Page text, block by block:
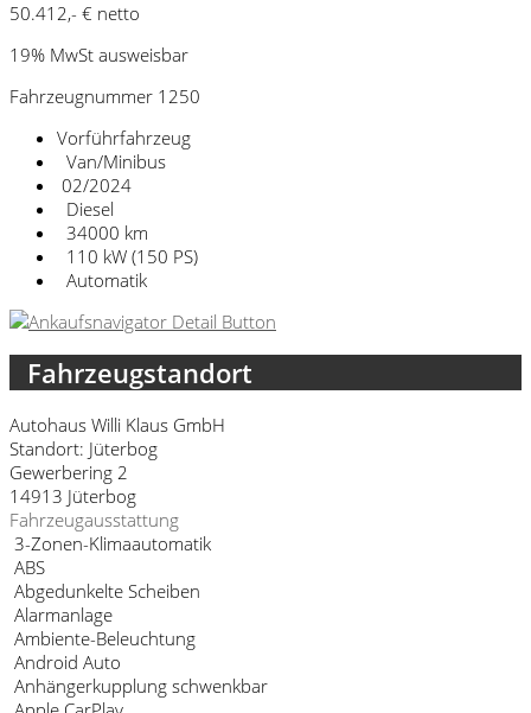
50.412,- € netto
19% MwSt ausweisbar
Fahrzeugnummer 1250
Vorführfahrzeug
Van/Minibus
02/2024
Diesel
34000 km
110 kW (150 PS)
Automatik
Fahrzeugstandort
Autohaus Willi Klaus GmbH
Standort: Jüterbog
Gewerbering 2
14913 Jüterbog
Fahrzeugausstattung
3-Zonen-Klimaautomatik
ABS
Abgedunkelte Scheiben
Alarmanlage
Ambiente-Beleuchtung
Android Auto
Anhängerkupplung schwenkbar